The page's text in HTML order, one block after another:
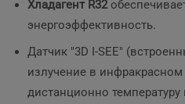
Хладагент R32
энергоэффективность.
Датчик "3D I-SEE"
излучение в
дистанционно